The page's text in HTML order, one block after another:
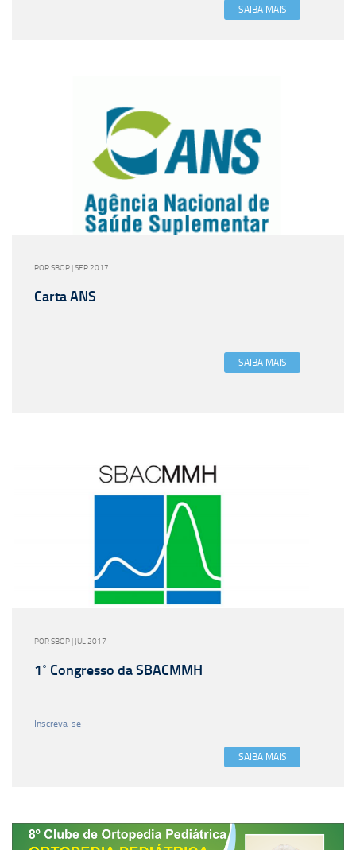
SAIBA MAIS
POR SBOP | SEP 2017
Carta ANS
SAIBA MAIS
POR SBOP | JUL 2017
1˚ Congresso da SBACMMH
Inscreva-se
SAIBA MAIS